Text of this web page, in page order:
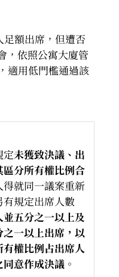
額出席，但遭否
，依照公寓大廈管
適用低門檻通過該
定未獲致決議、出
分所有權比例合
得就同一議案重新
規定出席人數
五分之一以上及
一以上出席，以
權比例占出席人
意作成決議 。